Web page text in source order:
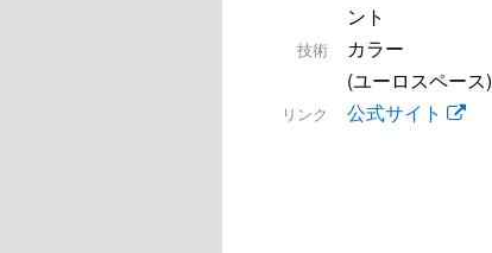
ント
技術
カラー
(ユーロスペース)
リンク 公式サイト